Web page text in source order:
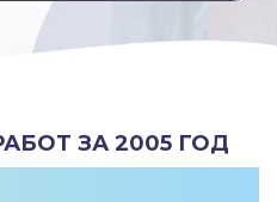
ЗА 2005 ГОД